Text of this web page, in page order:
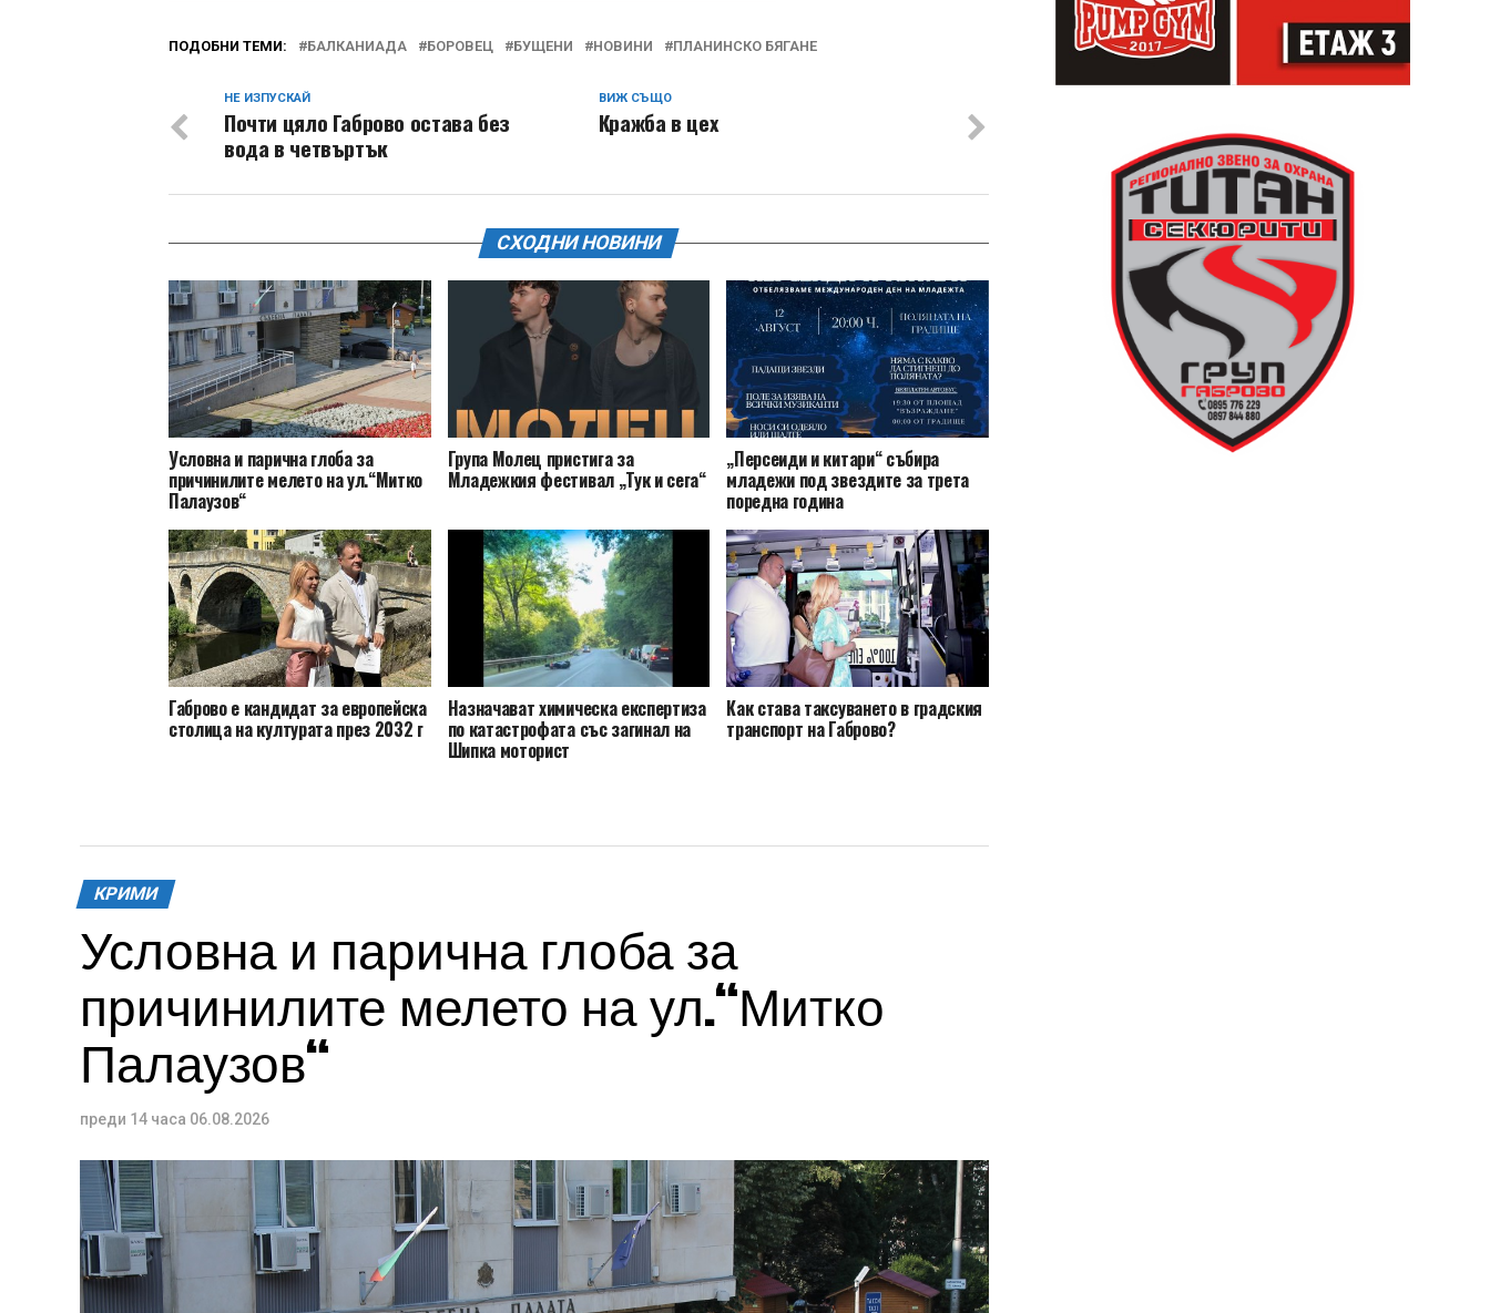
ПОДОБНИ ТЕМИ: БАЛКАНИАДА БОРОВЕЦ БУЩЕНИ НОВИНИ ПЛАНИНСКО БЯГАНЕ
ВИЖ СЪЩО
Кражба в цех
НЕ ИЗПУСКАЙ
Почти цяло Габрово остава без
вода в четвъртък
СХОДНИ НОВИНИ
Условна и парична глоба за
причинилите мелето на ул.“Митко
Палаузов“
Група Молец пристига за
Младежкия фестивал „Тук и сега“
„Персеиди и китари“ събира
младежи под звездите за трета
поредна година
Габрово е кандидат за европейска
столица на културата през 2032 г
Назначават химическа експертиза
по катастрофата със загинал на
Шипка моторист
Как става таксуването в градския
транспорт на Габрово?
КРИМИ
Условна и парична глоба за
причинилите мелето на ул.“Митко
Палаузов“
преди 14 часа 06.08.2026